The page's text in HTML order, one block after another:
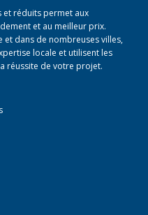
et réduits permet aux
et au meilleur prix.
et dans de nombreuses villes,
locale et utilisent les
réussite de votre projet.